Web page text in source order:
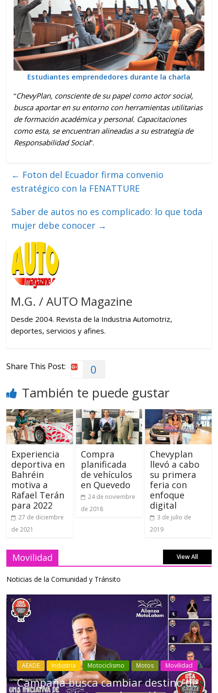
Estudiantes emprendedores durante la charla
“ChevyPlan, consciente de su papel como actor social,
busca aportar en su entorno con herramientas utilitarias
de formación académica y personal. Capacitaciones
como esta, se encuentran alineadas a su estrategia de
Responsabilidad Social”.
← Foton del Ecuador firma convenio
estratégico con la FENATTURE
Saber de autos no es complicado: lo que toda
mujer debe conocer →
M.G. / AUTO Magazine
Desde 2004. Revista de la Industria Automotriz,
deportes, servicios y afines.
Share This Post: 0
También te puede gustar
Experiencia
deportiva en
Bahréin
motiva a
Rafael Terán
para 2022
27 de diciembre
de 2021
Compra
planificada
de vehículos
en Quevedo
24 de noviembre
de 2018
Chevyplan
llevó a cabo
su primera
feria con
enfoque
digital
3 de julio de
2019
Movilidad View All
Noticias de la Comunidad y Tránsito
Industria Movilidad Transporte Varios
Choferes profesionales mantienen a